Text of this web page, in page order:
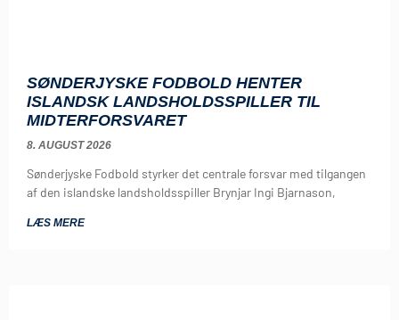
SØNDERJYSKE FODBOLD HENTER
ISLANDSK LANDSHOLDSSPILLER TIL
MIDTERFORSVARET
8. AUGUST 2026
Sønderjyske Fodbold styrker det centrale forsvar med tilgangen
af den islandske landsholdsspiller Brynjar Ingi Bjarnason,
LÆS MERE